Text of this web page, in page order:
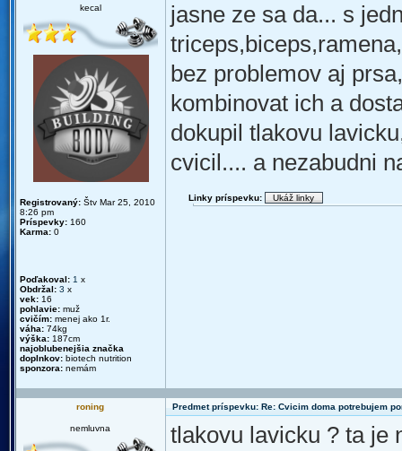
kecal
Registrovaný: Štv Mar 25, 2010
8:26 pm
Príspevky: 160
Karma: 0
Poďakoval: 1 x
Obdržal: 3 x
vek: 16
pohlavie: muž
cvičím: menej ako 1r.
váha: 74kg
výška: 187cm
najoblubenejšia značka
doplnkov: biotech nutrition
sponzora: nemám
jasne ze sa da... s
bez problemov aj
kombinovat ich a
dokupil tlakovu
cvicil.... a nezabudni
Linky príspevku:
roning Predmet príspevku: Re: Cvicim doma potrebujem
nemluvna
tlakovu lavicku ? ta je